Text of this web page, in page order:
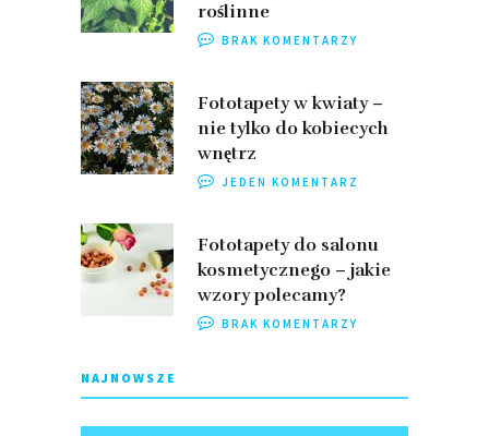
roślinne
BRAK KOMENTARZY
Fototapety w kwiaty –
nie tylko do kobiecych
wnętrz
JEDEN KOMENTARZ
Fototapety do salonu
kosmetycznego – jakie
wzory polecamy?
BRAK KOMENTARZY
NAJNOWSZE